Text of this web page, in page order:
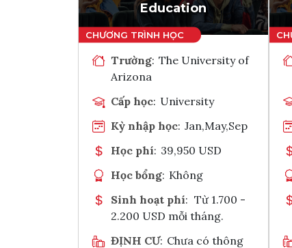
Education
Trường: The University of
Arizona
Cấp học: University
Kỳ nhập học: Jan,May,Sep
Học phí: 39,950 USD
Học bổng: Không
Sinh hoạt phí: Từ 1.700 -
2.200 USD mỗi tháng.
ĐỊNH CƯ: Chưa có thông